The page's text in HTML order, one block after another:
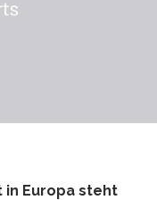
in Europa steht